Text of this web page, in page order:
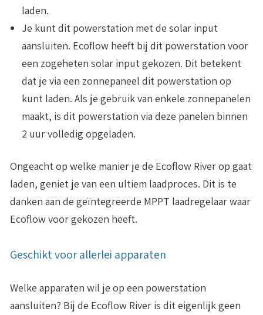
laden.
Je kunt dit powerstation met de solar input
aansluiten. Ecoflow heeft bij dit powerstation voor
een zogeheten solar input gekozen. Dit betekent
dat je via een zonnepaneel dit powerstation op
kunt laden. Als je gebruik van enkele zonnepanelen
maakt, is dit powerstation via deze panelen binnen
2 uur volledig opgeladen.
Ongeacht op welke manier je de Ecoflow River op gaat
laden, geniet je van een ultiem laadproces. Dit is te
danken aan de geïntegreerde MPPT laadregelaar waar
Ecoflow voor gekozen heeft.
Geschikt voor allerlei apparaten
Welke apparaten wil je op een powerstation
aansluiten? Bij de Ecoflow River is dit eigenlijk geen